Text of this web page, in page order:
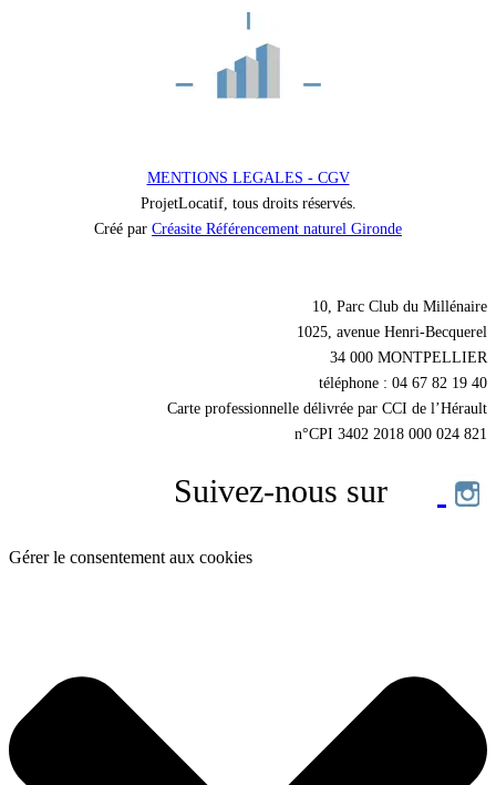
MENTIONS LEGALES - CGV
ProjetLocatif, tous droits réservés.
Créé par Créasite Référencement naturel Gironde
10, Parc Club du Millénaire
1025, avenue Henri-Becquerel
34 000 MONTPELLIER
téléphone : 04 67 82 19 40
Carte professionnelle délivrée par CCI de l’Hérault
n°CPI 3402 2018 000 024 821
Suivez-nous sur
Gérer le consentement aux cookies